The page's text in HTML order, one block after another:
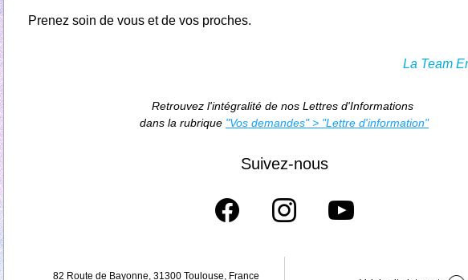
Prenez soin de vous et de vos proches.
La Team
Retrouvez l'intégralité de nos Lettres d'Informations
dans la rubrique "Vos demandes" > "Lettre d'information"
Suivez-nous
82 Route de Bayonne, 31300 Toulouse, France